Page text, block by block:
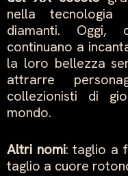
nella
diamanti. Oggi,
continuano a
la loro bellezza
attrarre
collezionisti di
mondo.
Altri nomi: taglio a
taglio a cuore